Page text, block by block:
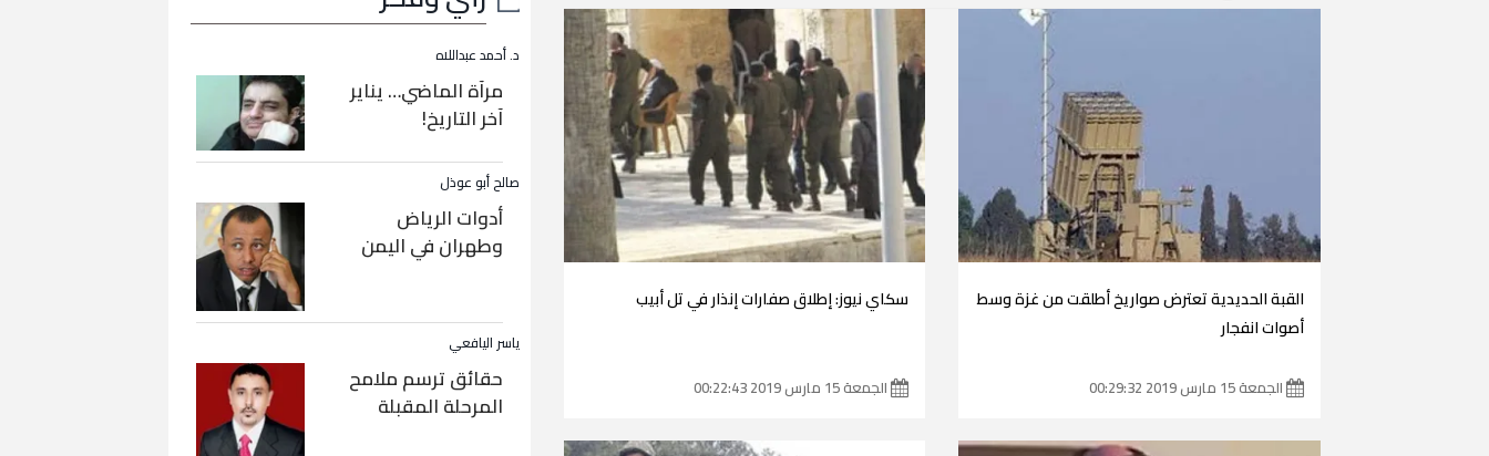
القبة الحديدية تعترض صواريخ أطلقت من غزة وسط
أصوات انفجار
الجمعة 15 مارس 2019 00:29:32
سكاي نيوز: إطلاق صفارات إنذار في تل أبيب
الجمعة 15 مارس 2019 00:22:43
د. أحمد عبداللاه
مرآة الماضي… يناير
آخر التاريخ!
صالح أبو عوذل
أدوات الرياض
وطهران في اليمن
ياسر اليافعي
حقائق ترسم ملامح
المرحلة المقبلة